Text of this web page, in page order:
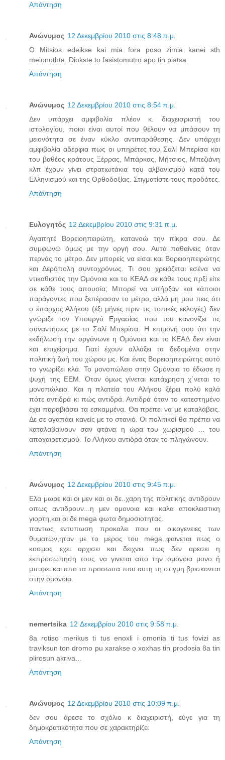
Απάντηση
Ανώνυμος 12 Δεκεμβρίου 2010 στις 8:48 π.μ.
O Mitsios edeikse kai mia fora poso zimia kanei sth
meionothta. Diokste to fasistomutro apo tin piatsa
Απάντηση
Ανώνυμος 12 Δεκεμβρίου 2010 στις 8:54 π.μ.
Δεν υπάρχει αμφιβολία πλέον κ. διαχεισριστή του
ιστολογίου, ποιοι είναι αυτοί που θέλουν να μπάσουν τη
μειονότητα σε έναν κύκλο αντιπαράθεσης. Δεν υπάρχει
αμφιβολία αδέρφια πως οι υπηρέτες του Σαλί Μπερίσα και
του βαθέος κράτους Ξέρρας, Μπάρκας, Μήτσιος, Μπεζιάνη
κλπ έχουν γίνει στρατιωτάκια του αλβανισμού κατά του
Ελληνισμού και της Ορθοδοξίας. Στιγματίστε τους προδότες.
Απάντηση
Ευλογητός 12 Δεκεμβρίου 2010 στις 9:31 π.μ.
Αγαπητέ Βορειοηπειρώτη, κατανοώ την πίκρα σου. Δε
συμφωνώ όμως με την οργή σου. Αυτά παθαίνεις όταν
περνάς το μέτρο. Δεν μπορείς να είσαι και Βορειοηπειρώτης
και Δερόπολη συντοχρόνως. Τι σου χρειάζεται εσένα να
ντικαθιστάς την Ομόνοια και το ΚΕΑΔ σε κάθε τους πρξί είτε
σε κάθε τους απουσία; Μπορεί να υπήρξαν και κάποιοι
παράγοντες που ξεπέρασαν το μέτρο, αλλά μη μου πεις ότι
ο έπαρχος Αλήκου (έξι μήνες πριν τις τοπικές εκλογές) δεν
γνώριζε τον Υπουργό Εργασίας που του κανονίζει τις
συναντήσεις με το Σαλί Μπερίσα. Η επιμονή σου ότι την
εκδήλωση την οργάνωνε η Ομόνοια και το ΚΕΑΔ δεν είναι
και επιχείρημα. Γιατί έχουν αλλάξει τα δεδομένα στην
πολιτική ζωή του χώρου μς. Και ένας Βορειοηπειρώτης αυτό
το γνωρίζει κλά. Το μονοπώλειο στην Ομόνοια το έδωσε η
ψυχή της ΕΕΜ. Όταν όμως γίνεται κατάχρηση χ΄νεται το
μονοπώλειο. Και η πλατεία του Αλήκου ξέρει πολύ καλά
πότε αντιδρά κι πώς αντιδρά. Αντιδρά όταν το κατεστημένο
έχει παραβιάσει τα εσκαμμένα. Θα πρέπει να με καταλάβεις.
Δε σε αγαπάει κανείς με το στανιό. Οι πολιτικοί θα πρέπει να
καταλαβαίνουν σαν φτάνει η ώρα του χωρισμού ... του
αποχαιρετισμού. Το Αλήκου αντιδρά όταν το πληγώνουν.
Απάντηση
Ανώνυμος 12 Δεκεμβρίου 2010 στις 9:45 π.μ.
Ελα μωρε και οι μεν και οι δε..χαρη της πολιτικης αντιδρουν
οπως αντιδρουν...η μεν ομονοια και καλα αποκλειστικη
γιορτη,και οι δε mega φωτα δημοσιοτητας.
παντως εντυπωση προκαλει που οι οικογενειες των
θυματων,ηταν με το μερος του mega..φαινεται πως ο
κοσμος εχει αρχισει και δειχνει πως δεν αρεσει η
εκπροσωπηση τους να γινεται απο την ομονοια μονο ή
μπορει και απο τα προσωπα που αυτη τη στιγμη βρισκονται
στην ομονοια.
Απάντηση
nemertsika 12 Δεκεμβρίου 2010 στις 9:58 π.μ.
8a rotiso merikus ti tus enoxli i omonia ti tus fovizi as
traviksun ton dromo pu xarakse o xoxhas tin prodosia 8a tin
plirosun akriva...
Απάντηση
Ανώνυμος 12 Δεκεμβρίου 2010 στις 10:09 π.μ.
δεν σου άρεσε το σχόλιο κ διαχειριστή, εύγε για τη
δημοκρατικότητα που σε χαρακτηρίζει
Απάντηση